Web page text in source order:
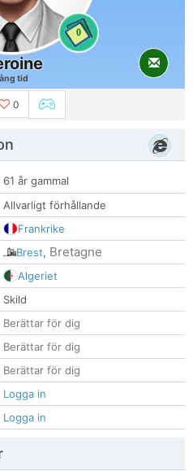
0
tid
0
61 år gammal
Allvarligt förhållande
Frankrike
Brest, Bretagne
Algeriet
Skild
Berättar för dig
Berättar för dig
Berättar för dig
Logga in
Logga in